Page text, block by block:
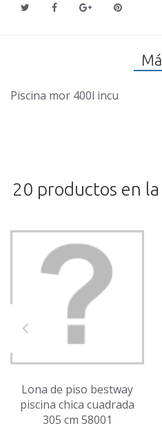
Piscina mor 400l incu
20 productos en
Lona de piso bestway
piscina chica cuadrada
305 cm 58001